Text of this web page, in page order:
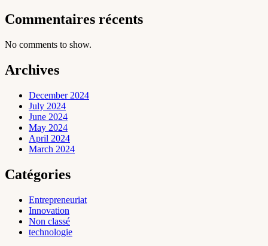
Commentaires récents
No comments to show.
Archives
December 2024
July 2024
June 2024
May 2024
April 2024
March 2024
Catégories
Entrepreneuriat
Innovation
Non classé
technologie